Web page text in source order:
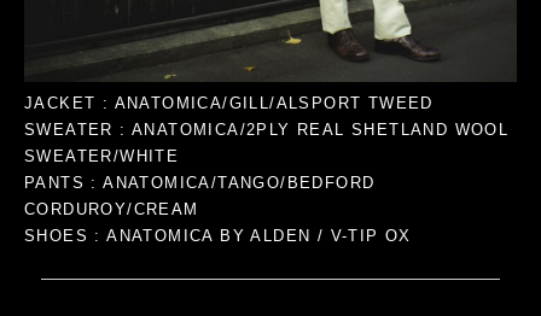
JACKET : ANATOMICA/GILL/ALSPORT TWEED
SWEATER : ANATOMICA/2PLY REAL SHETLAND WOOL
SWEATER/WHITE
PANTS : ANATOMICA/TANGO/BEDFORD
CORDUROY/CREAM
SHOES : ANATOMICA BY ALDEN / V-TIP OX